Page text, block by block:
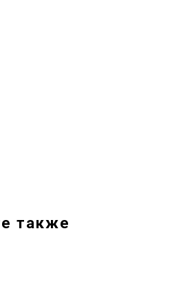
также